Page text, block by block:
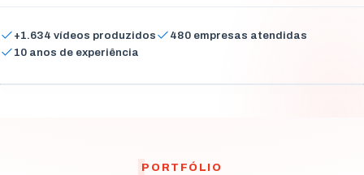
Foz do Iguaçu
+1.634 vídeos produzidos
480 empresas atendidas
10 anos de experiência
Campo Mourão · Centro-Oeste do Paraná
PORTFÓLIO